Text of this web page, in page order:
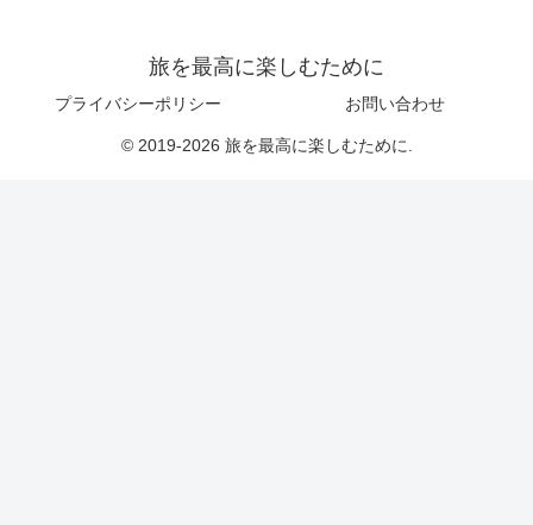
旅を最高に楽しむために
プライバシーポリシー お問い合わせ
© 2019-2026 旅を最高に楽しむために.